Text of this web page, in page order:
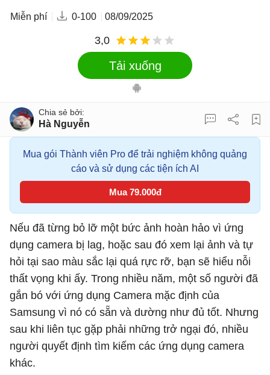
Miễn phí 0-100 08/09/2025
3,0
Tải xuống
Hà Nguyễn
Mua gói Thành viên Pro để trải nghiệm không quảng
cáo và sử dụng các tiện ích AI
Mua 79.000đ
Nếu đã từng bỏ lỡ một bức ảnh hoàn hảo vì ứng
dụng camera bị lag, hoặc sau đó xem lại ảnh và tự
hỏi tại sao màu sắc lại quá rực rỡ, bạn sẽ hiểu nỗi
thất vọng khi ấy. Trong nhiều năm, một số người đã
gắn bó với ứng dụng Camera mặc định của
Samsung vì nó có sẵn và dường như đủ tốt. Nhưng
sau khi liên tục gặp phải những trở ngại đó, nhiều
người quyết định tìm kiếm các ứng dụng camera
khác.